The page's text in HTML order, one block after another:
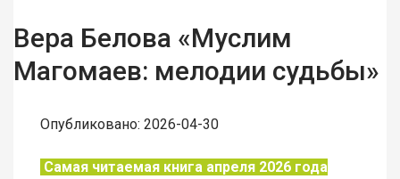
Вера Белова «Муслим
Магомаев: мелодии судьбы»
Опубликовано: 2026-04-30
Самая читаемая книга апреля 2026 года